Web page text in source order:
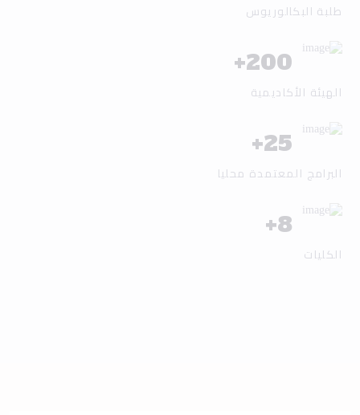
طلبة البكالوريوس
200
+
الهيئة الأكاديمية
25
+
البرامج المعتمدة محليا
8
+
الكليات